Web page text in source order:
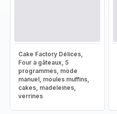
Cake Factory Délices,
Four à gâteaux, 5
programmes, mode
manuel, moules muffins,
cakes, madeleines,
verrines